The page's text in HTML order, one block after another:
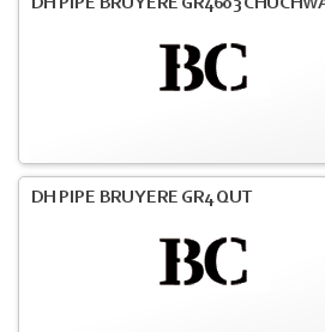
DH PIPE BRUYERE GR4603
DH PIPE BRUYERE GR4 QUT